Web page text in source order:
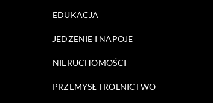
EDUKACJA
JEDZENIE I NAPOJE
NIERUCHOMOŚCI
PRZEMYSŁ I ROLNICTWO